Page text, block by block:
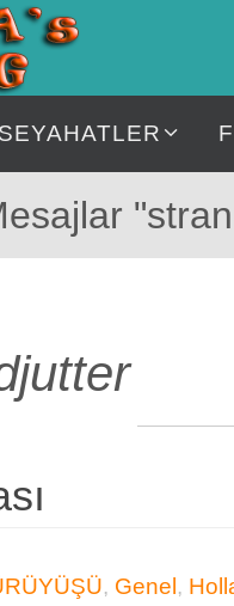
SEYAHATLER
, Genel ,